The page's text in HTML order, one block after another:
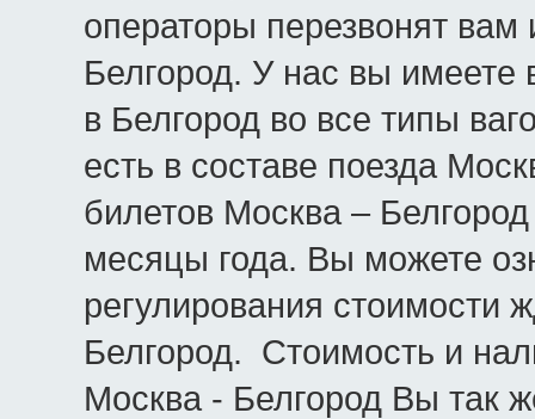
операторы перезвонят
Белгород. У нас вы имеете
в Белгород во все типы
есть в составе поезда
билетов Москва –
месяцы года. Вы можете
регулирования стоимости
Белгород. Стоимость и
Москва - Белгород Вы так